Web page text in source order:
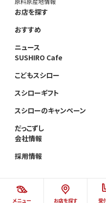
メニュー お店を探す 受
お店を探す
おすすめ
ニュース
SUSHIRO Cafe
こどもスシロー
スシローギフト
スシローのキャンペーン
だっこずし
会社情報
採用情報
©AKINDO SUSHIRO CO.,LTD.ALL RIGHTS